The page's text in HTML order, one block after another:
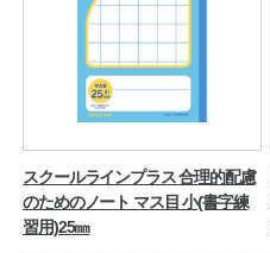
スクールラインプラス 合理的配慮
のためのノート マス目 小(書字練
習用)25㎜